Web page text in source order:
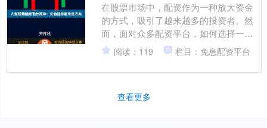
在股票市场中，配资作为一种放大资金
的方式，吸引了越来越多的投资者。然
而，面对众多配资平台，如何选择一家
既安全又提供低息方案的大型平台，成
为投资者关注的焦点。本文....
阅读：119 栏目：免息配资平台
查看更多